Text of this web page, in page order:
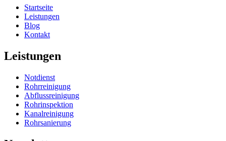
Startseite
Leistungen
Blog
Kontakt
Leistungen
Notdienst
Rohrreinigung
Abflussreinigung
Rohrinspektion
Kanalreinigung
Rohrsanierung